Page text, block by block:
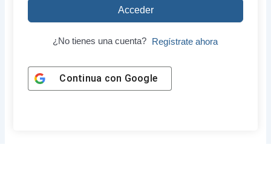
Acceder
¿No tienes una cuenta? Regístrate ahora
Continua con Google